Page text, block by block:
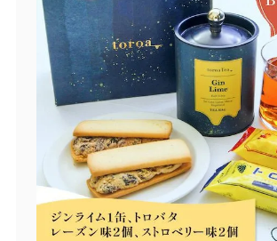
商品一覧
とろ生ガ
とろ生
セット
お中元
紅茶
とろ生チーズケーキ
濃抹茶とろ生ガトーシ
ョコラ
とろ生シュー
クッキー缶